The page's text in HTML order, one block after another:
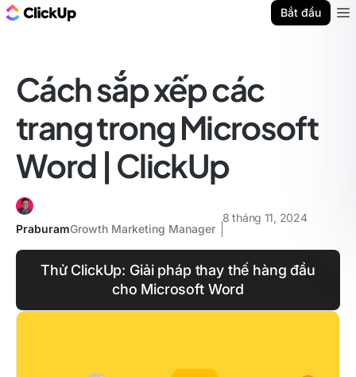
Bắt đầu
Cách sắp xếp các
trang trong Microsoft
Word | ClickUp
PraburamGrowth Marketing Manager
8 tháng 11, 2024
Thử ClickUp: Giải pháp thay thế hàng đầu
cho Microsoft Word